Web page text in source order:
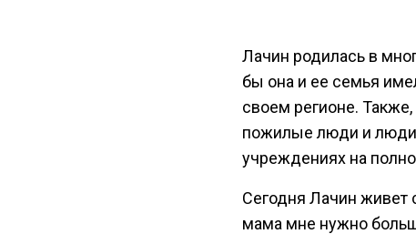
Лачин родилась в
бы она и ее семья
своем регионе.
пожилые люди и люди
учреждениях на
Сегодня Лачин живет
мама мне нужно